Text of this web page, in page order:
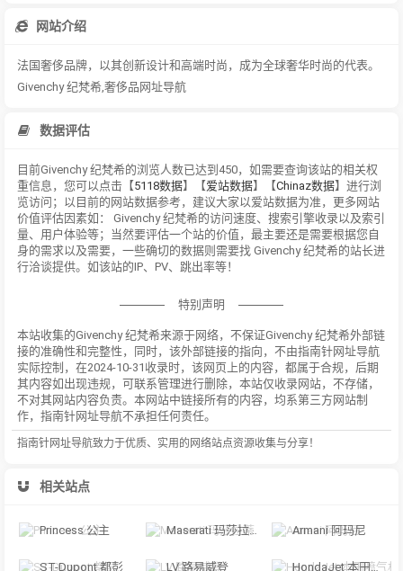
网站介绍
法国奢侈品牌，以其创新设计和高端时尚，成为全球奢华时尚的代表。
Givenchy 纪梵希,奢侈品网址导航
数据评估
目前Givenchy 纪梵希的浏览人数已达到450，如需要查询该站的相关权
重信息，您可以点击【5118数据】【爱站数据】【Chinaz数据】进行浏
览访问；以目前的网站数据参考，建议大家以爱站数据为准，更多网站
价值评估因素如： Givenchy 纪梵希的访问速度、搜索引擎收录以及索引
量、用户体验等；当然要评估一个站的价值，最主要还是需要根据您自
身的需求以及需要，一些确切的数据则需要找 Givenchy 纪梵希的站长进
行洽谈提供。如该站的IP、PV、跳出率等！
特别声明
本站收集的Givenchy 纪梵希来源于网络，不保证Givenchy 纪梵希外部链
接的准确性和完整性，同时，该外部链接的指向，不由指南针网址导航
实际控制，在2024-10-31收录时，该网页上的内容，都属于合规，后期
其内容如出现违规，可联系管理进行删除，本站仅收录网站，不存储，
不对其网站内容负责。本网站中链接所有的内容，均系第三方网站制
作，指南针网址导航不承担任何责任。
指南针网址导航致力于优质、实用的网络站点资源收集与分享！
相关站点
Princess 公主 Maserati 玛莎拉蒂 Armani 阿玛尼
ST-Dupont 都彭 LV 路易威登 HondaJet 本田喷气机